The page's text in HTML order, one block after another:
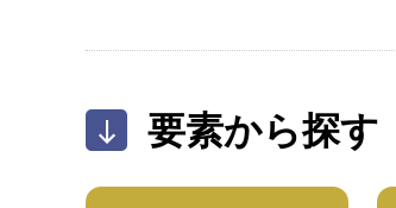
要素から探す